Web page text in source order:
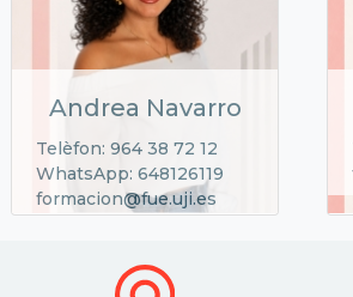
Andrea Navarro
Telèfon: 964 38 72 12
WhatsApp: 648126119
formacion@fue.uji.es